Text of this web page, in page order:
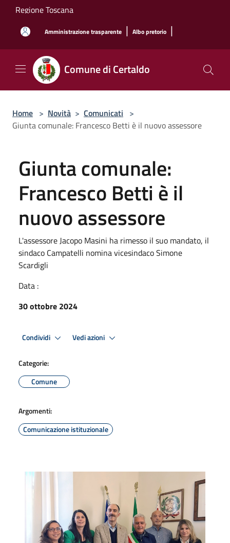
Salta al contenuto principale
Regione Toscana
Amministrazione trasparente | Albo pretorio |
Comune di Certaldo
Home > Novità > Comunicati >
Giunta comunale: Francesco Betti è il nuovo assessore
Giunta comunale:
Francesco Betti è il
nuovo assessore
L'assessore Jacopo Masini ha rimesso il suo mandato, il
sindaco Campatelli nomina vicesindaco Simone
Scardigli
Data :
30 ottobre 2024
Condividi Vedi azioni
Categorie:
Comune
Argomenti:
Comunicazione istituzionale